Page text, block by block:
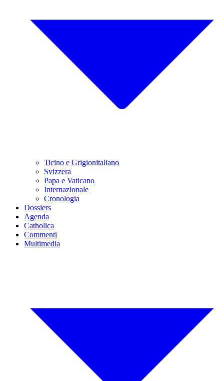
Ticino e Grigionitaliano
Svizzera
Papa e Vaticano
Internazionale
Cronologia
Dossiers
Agenda
Catholica
Commenti
Multimedia